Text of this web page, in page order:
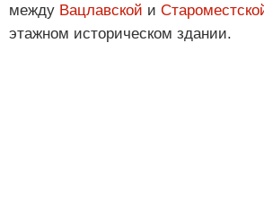
между Вацлавской и
этажном историческом здании.